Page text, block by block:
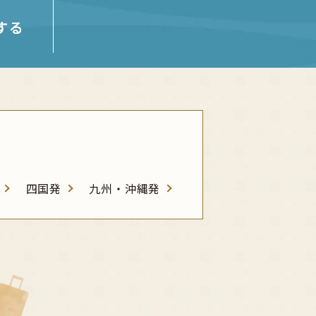
四国発 九州・沖縄発